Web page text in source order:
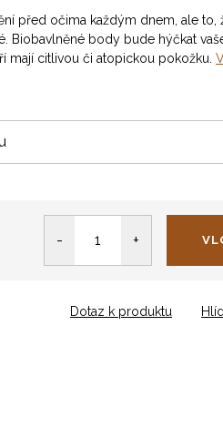
před očima každým dnem, ale to,
Biobavlněné body bude hýčkat
mají citlivou či atopickou pokožku.
Dotaz k produktu